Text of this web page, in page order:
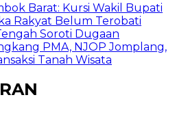
Barat: Kursi Wakil Bupati
Rakyat Belum Terobati
Soroti Dugaan
PMA, NJOP Jomplang,
Tanah Wisata